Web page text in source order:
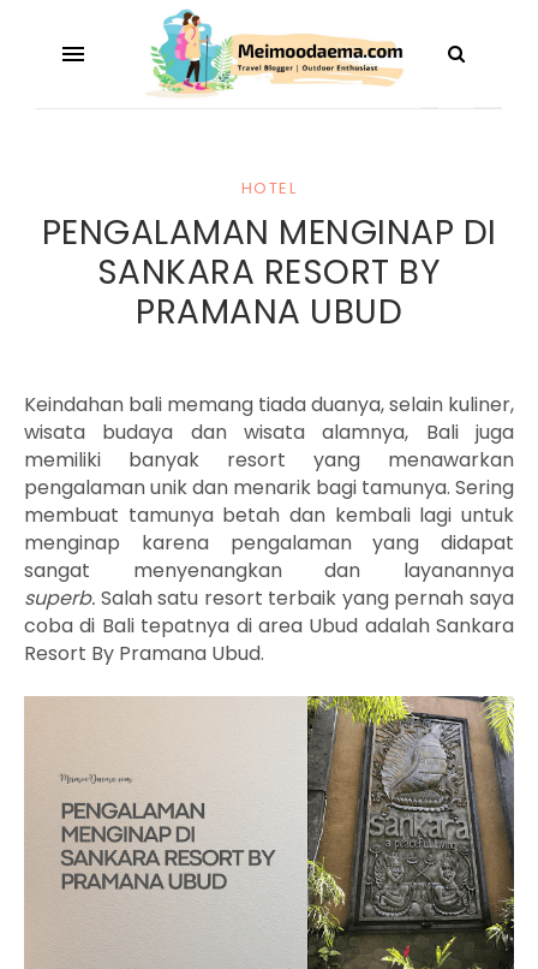
HOTEL
PENGALAMAN MENGINAP DI
SANKARA RESORT BY
PRAMANA UBUD
Keindahan bali memang tiada duanya, selain kuliner,
wisata budaya dan wisata alamnya, Bali juga
memiliki banyak resort yang menawarkan
pengalaman unik dan menarik bagi tamunya. Sering
membuat tamunya betah dan kembali lagi untuk
menginap karena pengalaman yang didapat
sangat menyenangkan dan layanannya
superb. Salah satu resort terbaik yang pernah saya
coba di Bali tepatnya di area Ubud adalah Sankara
Resort By Pramana Ubud.